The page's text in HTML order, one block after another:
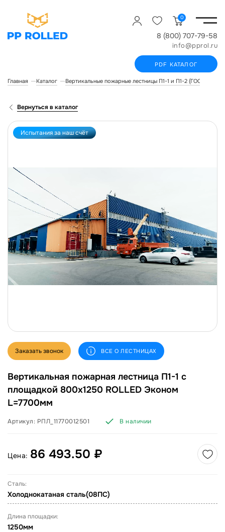
0
8 (800) 707-79-58
info@pprol.ru
PDF КАТАЛОГ
Главная Каталог Вертикальные пожарные лестницы П1-1 и П1-2 (ГОСТ Р
Вернуться в каталог
Испытания за наш счёт
Заказать звонок ВСЕ О ЛЕСТНИЦАХ
Вертикальная пожарная лестница П1-1 с
площадкой 800х1250 ROLLED Эконом
L=7700мм
Артикул: РПЛ_11770012501 В наличии
Цена: 86 493.50 ₽
Сталь:
Холоднокатаная сталь(08ПС)
Длина площадки:
1250мм